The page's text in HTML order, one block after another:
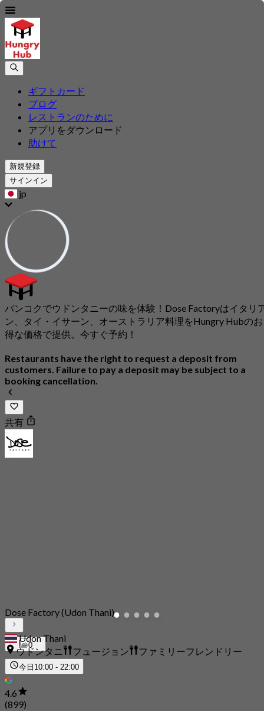
ギフトカード
ブログ
レストランのために
アプリをダウンロード
助けて
新規登録
サインイン
jp
バンコクでウドンタニーの味を体験！Dose Factoryはイタリ
ン、タイ・イサーン、オーストラリア料理をHungry Hubのお
得な価格で提供。今すぐ予約！
Restaurants have the right to request a deposit from
customers. Failure to pay a deposit may be subject to a
booking cancellation.
共有
0
Dose Factory (Udon Thani)
Udon Thani
ウドンタニ
フュージョン ファミリーフレンドリー
今日 10:00 - 22:00
4.6
(899)